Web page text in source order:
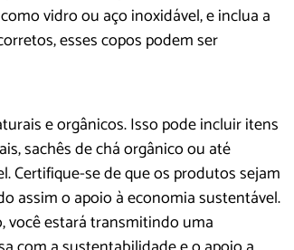
vidro ou aço inoxidável, e inclua a
esses copos podem ser
e orgânicos. Isso pode incluir itens
sachês de chá orgânico ou até
Certifique-se de que os produtos sejam
assim o apoio à economia sustentável.
você estará transmitindo uma